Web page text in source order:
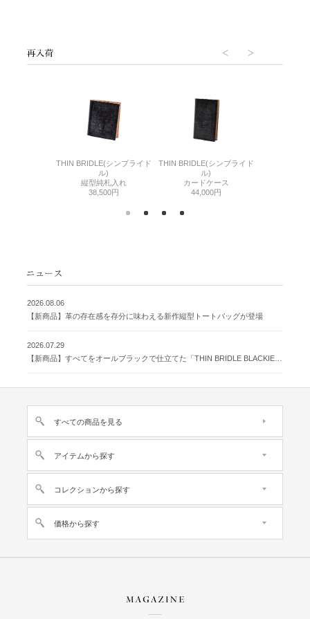
THIN BRIDLE(シンブライド
ル)
縦型純札入れ
38,500円
THIN BRIDLE(シンブライド
ル)
カードケース
44,000円
2026.08.06
【新商品】革の存在感を存分に味わえる新作縦型トートバッグが登場
2026.07.29
すべての商品を見る
アイテムから探す
コレクションから探す
価格から探す